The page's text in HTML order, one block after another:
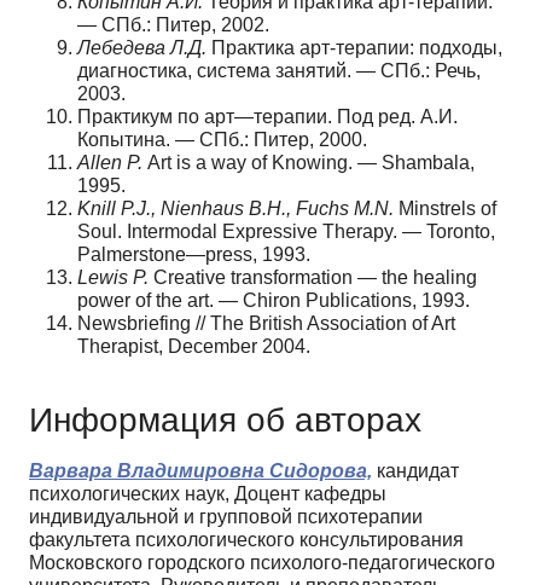
— СПб.: Питер, 2002.
Лебедева Л.Д. Практика арт-терапии: подходы,
диагностика, система занятий. — СПб.: Речь,
2003.
Практикум по арт—терапии. Под ред. А.И.
Копытина. — СПб.: Питер, 2000.
Allen P. Art is a way of Knowing. — Shambala,
1995.
Knill P.J., Nienhaus B.H., Fuchs M.N. Minstrels of
Soul. Intermodal Expressive Therapy. — Toronto,
Palmerstone—press, 1993.
Lewis P. Creative transformation — the healing
power of the art. — Chiron Publications, 1993.
Newsbriefing // The British Association of Art
Therapist, December 2004.
Информация об авторах
Варвара Владимировна Сидорова, кандидат
психологических наук, Доцент кафедры
индивидуальной и групповой психотерапии
факультета психологического консультирования
Московского городского психолого-педагогического